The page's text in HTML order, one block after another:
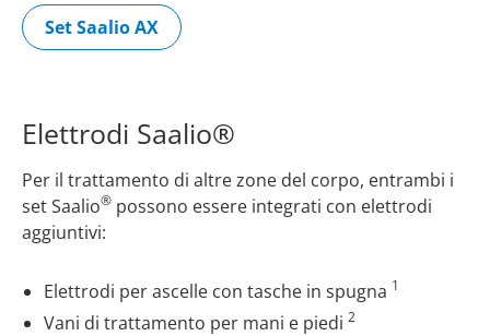
Set Saalio AX
Elettrodi Saalio®
Per il trattamento di altre zone del corpo, entrambi i
set Saalio® possono essere integrati con elettrodi
aggiuntivi:
Elettrodi per ascelle con tasche in spugna 1
Vani di trattamento per mani e piedi 2